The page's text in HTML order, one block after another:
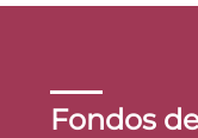
Fondos